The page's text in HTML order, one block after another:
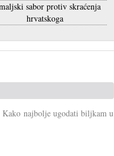
sabor protiv skraćenja
hrvatskoga
Kako najbolje ugodati biljkam u